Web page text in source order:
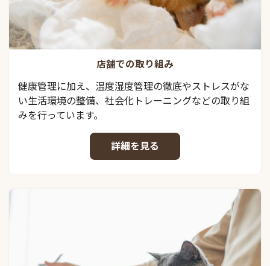
店舗での取り組み
健康管理に加え、温度湿度管理の徹底やストレスがな
い生活環境の整備、社会化トレーニングなどの取り組
みを行っています。
詳細を見る